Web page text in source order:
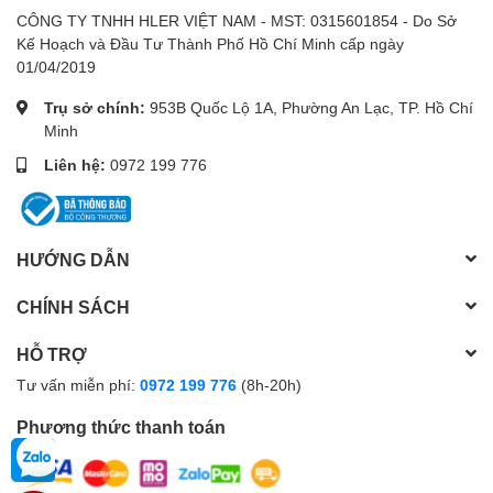
thuật sẽ khảo sát trực tiếp và tư vấn cụ thể với khách hàng.
Máy được đặt trên mái tôn
Máy được đặt trên sân thượng
Máy được gia cố giữ cố định trên mái thái.
2. Nguồn nước cấp vào máy:
nước (được nâng chân) hoặc một bình phụ để đặt cao hơn
CÔNG TY TNHH HLER VIỆT NAM - MST: 0315601854 - Do Sở
Kế Hoạch và Đầu Tư Thành Phố Hồ Chí Minh cấp ngày
01/04/2019
Trụ sở chính: 953B Quốc Lộ 1A, Phường An Lạc, TP. Hồ Chí
Minh
Liên hệ: 0972 199 776
HƯỚNG DẪN
CHÍNH SÁCH
HỖ TRỢ
Tư vấn miễn phí: 0972 199 776 (8h-20h)
Phương thức thanh toán